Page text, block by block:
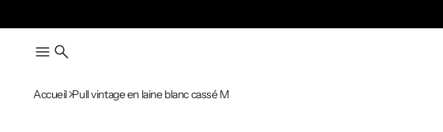
Accueil Pull vintage en laine blanc cassé M